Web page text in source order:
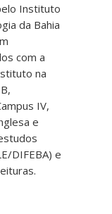
Instituto
da Bahia
com a
na
IV,
e
DIFEBA) e